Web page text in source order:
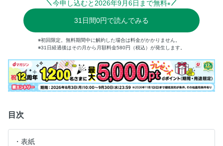
今申し込むと 2026年9月6日まで無料※
31 日間0円で読んでみる
※初回限定。無料期間中に解約した場合は料金がかかりません。
※31日経過後はその月から月額料金580円（税込）が発生します。
目次
表紙